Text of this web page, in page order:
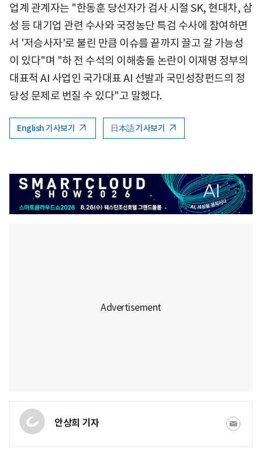
업계 관계자는 "한동훈 당선자가 검사 시절 SK, 현대차, 삼
성 등 대기업 관련 수사와 국정농단 특검 수사에 참여하면
서 '저승사자'로 불린 만큼 이슈를 끝까지 끌고 갈 가능성
이 있다"며 "하 전 수석의 이해충돌 논란이 이재명 정부의
대표적 AI 사업인 국가대표 AI 선발과 국민성장펀드의 정
당성 문제로 번질 수 있다"고 말했다.
English 기사보기 日本語 기사보기
안상희 기자